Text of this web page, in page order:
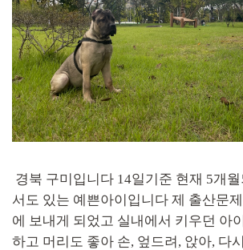
경북 구미입니다 14일기준 현재 5개
서도 있는 예쁜아이입니다 제 출산문
에 보내게 되었고 실내에서 키우던 아
하고 머리도 좋아 손, 엎드려, 앉아, 다